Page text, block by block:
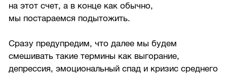
на этот счет, а в конце как обычно,
мы постараемся подытожить.
Сразу предупредим, что далее мы будем
смешивать такие термины как выгорание,
депрессия, эмоциональный спад и кризис среднего